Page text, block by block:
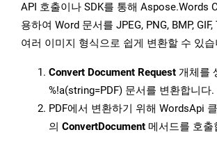
API 호출이나 SDK를 통해 Aspose.Words
용하여 Word 문서를 JPEG, PNG, BMP,
여러 이미지 형식으로 쉽게 변환할 수 있습
Convert Document Request 개체를
%!a(string=PDF) 문서를 변환합니다.
PDF에서 변환하기 위해 WordsApi
의 ConvertDocument 메서드를 호출